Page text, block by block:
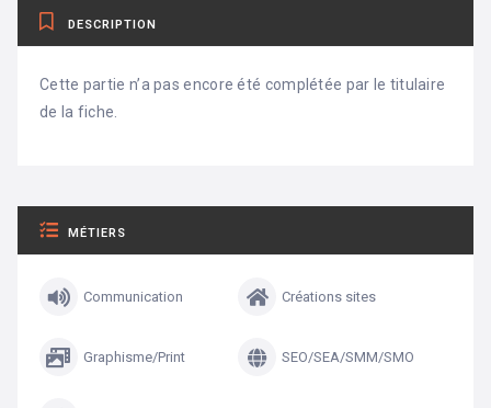
DESCRIPTION
Cette partie n’a pas encore été complétée par le titulaire
de la fiche.
MÉTIERS
Communication Créations sites
Graphisme/Print SEO/SEA/SMM/SMO